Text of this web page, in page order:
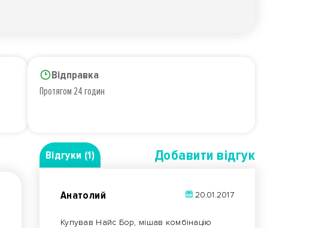
Відправка
Протягом 24 годин
Відгуки (1) Добавити вiдгук
Анатолий 20.01.2017
Купував Найс Бор, мішав комбінацію